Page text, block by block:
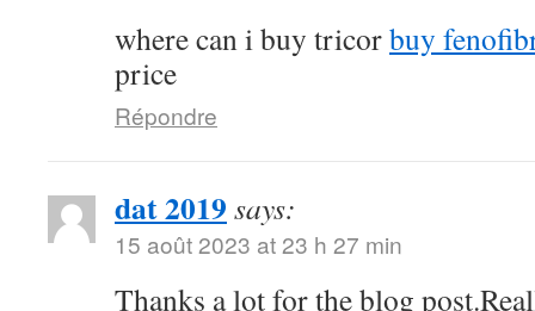
where can i buy tricorbuy
price
Répondre
dat 2019 says:
15 août 2023 at 23 h 27 min
Thanks a lot for the blog